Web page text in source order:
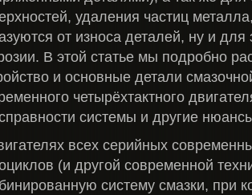
удаления частиц
от износа деталей, ну и
В этой статье мы подробно
и основные детали
четырёхтактного
системы и другие
всех серийных
(и другой современной
систему смазки, при